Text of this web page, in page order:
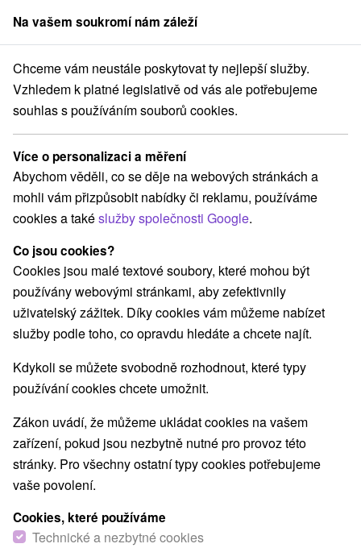
člen skupinySorger
pobyty Stredné Slovensko Žilinský kraj Turčianske Teplice
Léčebné pobyty Turčianske Teplice
Kategorie
Všechny kategorie
Pobyty v akci(8)
Wellness pobyty(12) Víkendové pobyty(9)
Romantické pobyty
Rodinné pobyty(7)
Vyberte lokalitu nebo termín
Nejprodávanější
1.
Na vašem soukromí nám záleží
Chceme vám neustále poskytovat ty nejlepší služby.
Vzhledem k platné legislativě od vás ale potřebujeme
souhlas s používáním souborů cookies.
Více o personalizaci a měření
Abychom věděli, co se děje na webových stránkách a
mohli vám přizpůsobit nabídky či reklamu, používáme
cookies a takéslužby společnosti Google.
Co jsou cookies?
Cookies jsou malé textové soubory, které mohou být
používány webovými stránkami, aby zefektivnily
uživatelský zážitek. Díky cookies vám můžeme nabízet
služby podle toho, co opravdu hledáte a chcete najít.
Kdykoli se můžete svobodně rozhodnout, které typy
používání cookies chcete umožnit.
Zákon uvádí, že můžeme ukládat cookies na vašem
zařízení, pokud jsou nezbytně nutné pro provoz této
stránky. Pro všechny ostatní typy cookies potřebujeme
vaše povolení.
Cookies, které používáme
Technické a nezbytné cookies